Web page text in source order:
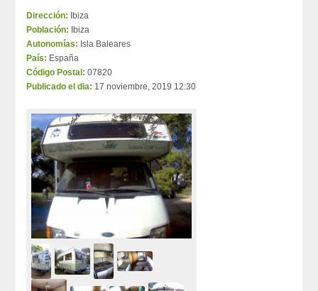
Dirección: Ibiza
Población: Ibiza
Autonomías: Isla Baleares
País: España
Código Postal: 07820
Publicado el dia: 17 noviembre, 2019 12:30